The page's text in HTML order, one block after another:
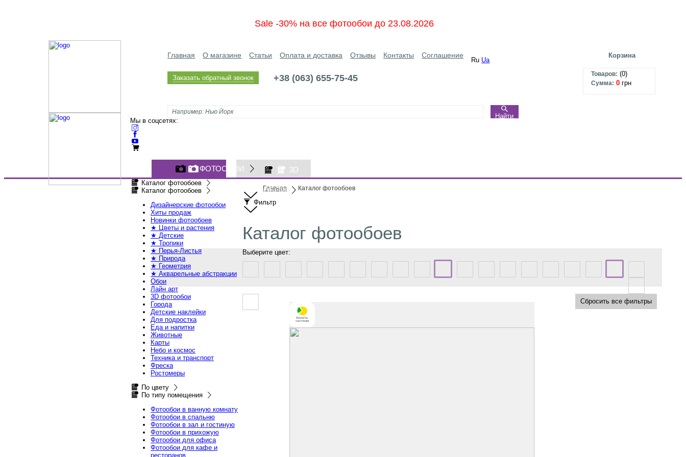
Sale -30% на все фотообои до 23.08.2026
Главная О магазине Статьи Оплата и доставка Отзывы Контакты Соглашение
Ru Ua
Заказать обратный звонок +38 (063) 655-75-45
Найти
Корзина
Товаров: (0)
Сумма: 0 грн
Мы в соцсетях:
ФОТООБОИ 3D
ОБОИ
Каталог фотообоев
Каталог фотообоев
Дизайнерские фотообои
Хиты продаж
Новинки фотообоев
★ Цветы и растения
★ Детские
★ Тропики
★ Перья-Листья
★ Природа
★ Геометрия
★ Акварельные абстракции
Обои
Лайн арт
3D фотообои
Города
Детские наклейки
Для подростка
Еда и напитки
Животные
Карты
Небо и космос
Техника и транспорт
Фреска
Ростомеры
По цвету
По типу помещения
Фотообои в ванную комнату
Фотообои в спальню
Фотообои в зал и гостиную
Фотообои в прихожую
Фотообои для офиса
Фотообои для кафе и
ресторанов
Главная Каталог фотообоев
Фильтр
Каталог фотообоев
Выберите цвет:
Сбросить все фильтры